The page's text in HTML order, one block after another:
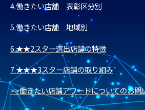
4.働きたい店舗 表彰区分別
5.働きたい店舗 地域別
6.★★2スター選出店舗の特徴
7.★★★3スター店舗の取り組み
​​​​​​>>働きたい店舗アワードについてのお問